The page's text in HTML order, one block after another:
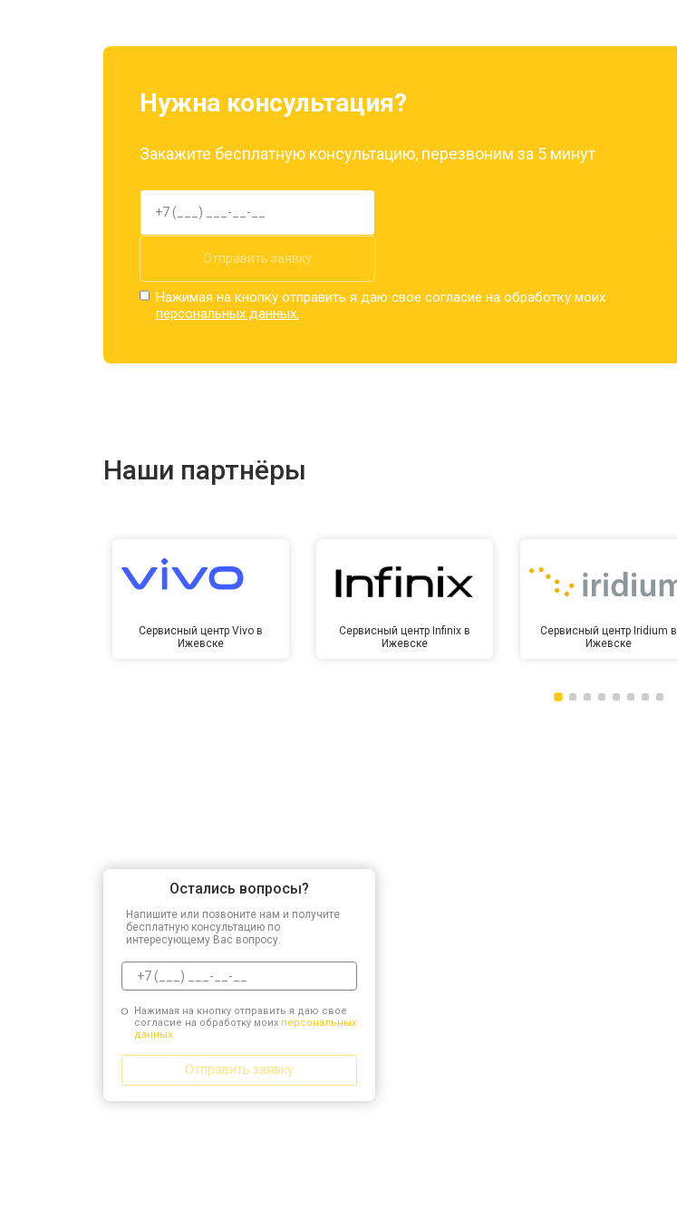
Нужна консультация?
Закажите бесплатную консультацию, перезвоним за 5 минут
Отправить заявку
Нажимая на кнопку отправить я даю свое согласие на обработку моих
персональных данных.
Наши партнёры
Сервисный центр Vivo в
Ижевске
Сервисный центр Infinix в
Ижевске
Сервисный центр Iridium в
Ижевске
Остались вопросы?
Напишите или позвоните нам и получите
бесплатную консультацию по
интересующему Вас вопросу.
Нажимая на кнопку отправить я даю свое
согласие на обработку моих персональных
данных.
Отправить заявку